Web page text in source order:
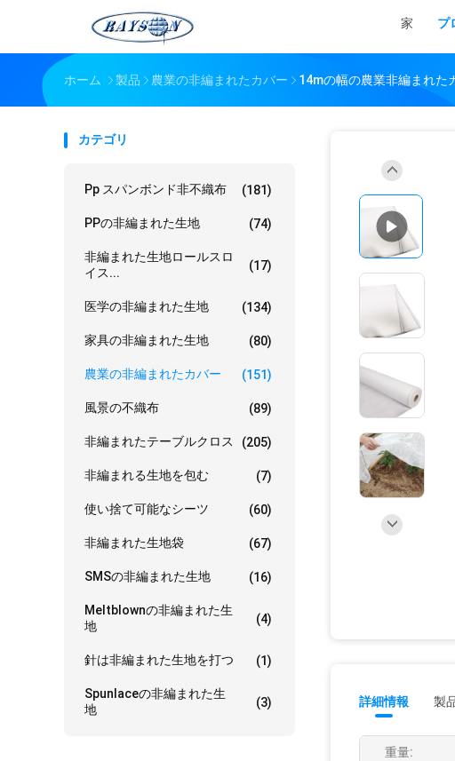
家 プ
ホーム 製品 農業の非編まれたカバー 14mの幅の農業非編まれた
カテゴリ
Pp スパンボンド非不織布 (181)
PPの非編まれた生地 (74)
非編まれた生地ロールスロ
イス...
(17)
医学の非編まれた生地 (134)
家具の非編まれた生地 (80)
農業の非編まれたカバー (151)
風景の不織布 (89)
非編まれたテーブルクロス (205)
非編まれる生地を包む (7)
使い捨て可能なシーツ (60)
非編まれた生地袋 (67)
SMSの非編まれた生地 (16)
Meltblownの非編まれた生
地
(4)
針は非編まれた生地を打つ (1)
Spunlaceの非編まれた生
地
(3) 詳細情報 製
重量: